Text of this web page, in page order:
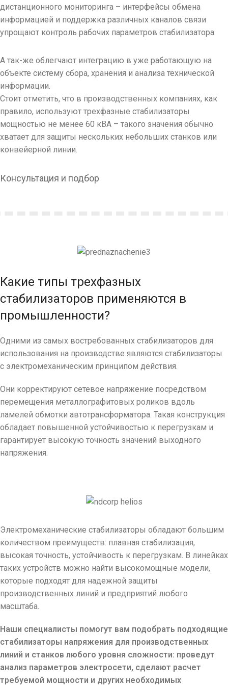
дистанционного мониторинга – интерфейсы обмена
информацией и поддержка различных каналов связи
упрощают контроль рабочих параметров стабилизатора.
А так-же облегчают интеграцию в уже работающую на
объекте систему сбора, хранения и анализа технической
информации.
Стоит отметить, что в производственных компаниях, как
правило, используют трехфазные стабилизаторы
мощностью не менее 60 кВА – такого значения обычно
хватает для защиты нескольких небольших станков или
конвейерной линии.
Консультация и подбор
Какие типы трехфазных
стабилизаторов применяются в
промышленности?
Одними из самых востребованных стабилизаторов для
использования на производстве являются стабилизаторы
с электромеханическим принципом действия.
Они корректируют сетевое напряжение посредством
перемещения металлографитовых роликов вдоль
ламелей обмотки автотрансформатора. Такая конструкция
обладает повышенной устойчивостью к перегрузкам и
гарантирует высокую точность значений выходного
напряжения.
Электромеханические стабилизаторы обладают большим
количеством преимуществ: плавная стабилизация,
высокая точность, устойчивость к перегрузкам. В линейках
таких устройств можно найти высокомощные модели,
которые подходят для надежной защиты
производственных линий и предприятий любого
масштаба.
Наши специалисты помогут вам подобрать подходящие
стабилизаторы напряжения для производственных
линий и станков любого уровня сложности: проведут
анализ параметров электросети, сделают расчет
требуемой мощности и других необходимых